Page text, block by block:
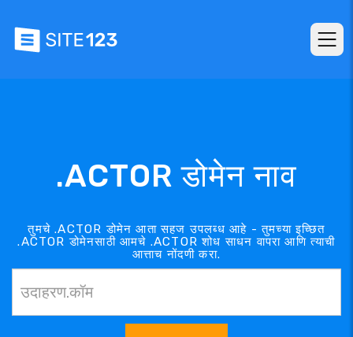
.ACTOR डोमेन नाव
तुमचे .ACTOR डोमेन आता सहज उपलब्ध आहे - तुमच्या इच्छित
.ACTOR डोमेनसाठी आमचे .ACTOR शोध साधन वापरा आणि त्याची
आत्ताच नोंदणी करा.